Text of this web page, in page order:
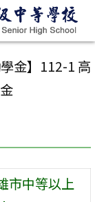
學金】112-1 高
市中等以上